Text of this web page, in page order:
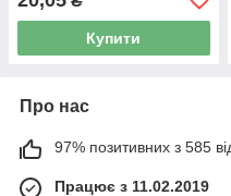
Купити
Про нас
97% позитивних з 585
Працює з 11.02.2019